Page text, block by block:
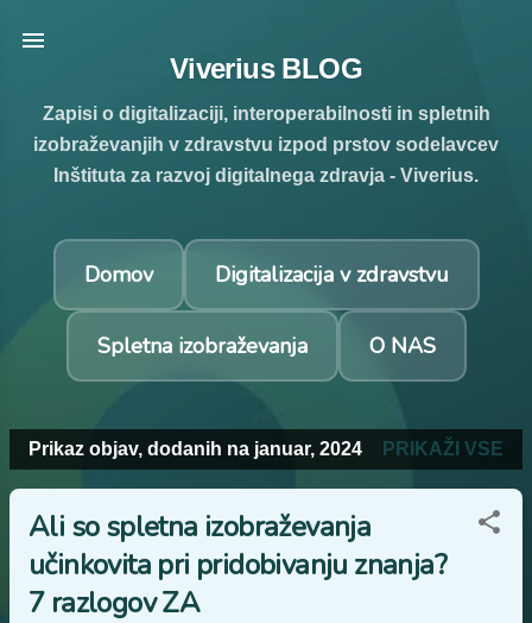
Viverius BLOG
Zapisi o digitalizaciji, interoperabilnosti in spletnih
izobraževanjih v zdravstvu izpod prstov sodelavcev
Inštituta za razvoj digitalnega zdravja - Viverius.
Domov Digitalizacija v zdravstvu
Spletna izobraževanja O NAS
O
b
Prikaz objav, dodanih na januar, 2024 PRIKAŽI VSE
Ali so spletna izobraževanja
učinkovita pri pridobivanju znanja?
7 razlogov ZA